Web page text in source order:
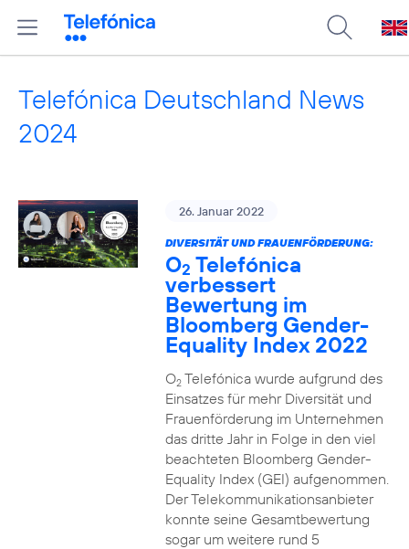
Telefónica Deutschland News
2024
26. Januar 2022
DIVERSITÄT UND FRAUENFÖRDERUNG:
O2 Telefónica
verbessert
Bewertung im
Bloomberg Gender-
Equality Index 2022
O2Telefónica wurde aufgrund des
Einsatzes für mehr Diversität und
Frauenförderung im Unternehmen
das dritte Jahr in Folge in den viel
beachteten Bloomberg Gender-
Equality Index (GEI) aufgenommen.
Der Telekommunikationsanbieter
konnte seine Gesamtbewertung
sogar um weitere rund 5